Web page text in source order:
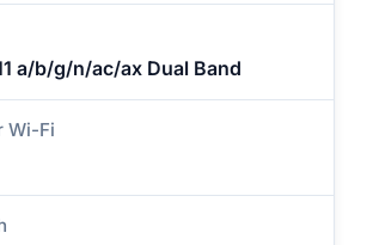
a/b/g/n/ac/ax Dual Band
Wi-Fi